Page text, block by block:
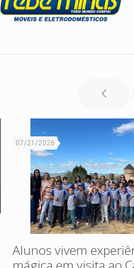
07/21/2026
Alunos vivem